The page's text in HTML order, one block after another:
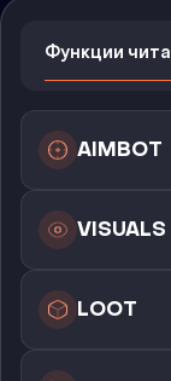
Функции чита
AIMBOT
VISUALS
LOOT